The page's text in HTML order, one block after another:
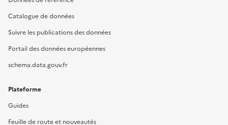
Catalogue de données
Suivre les publications des données
Portail des données européennes
schema.data.gouv.fr
Plateforme
Guides
Feuille de route et nouveautés